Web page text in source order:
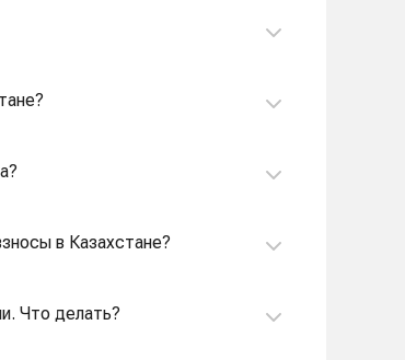
в Казахстане?
Что делать?